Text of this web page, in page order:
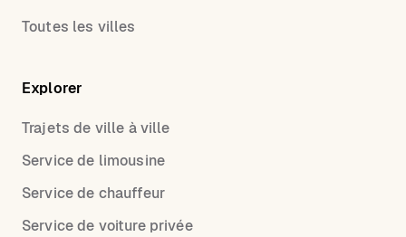
Toutes les villes
Explorer
Trajets de ville à ville
Service de limousine
Service de chauffeur
Service de voiture privée